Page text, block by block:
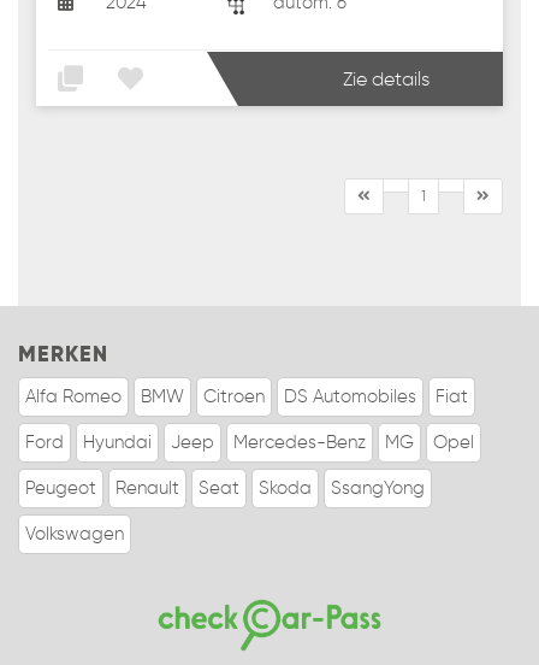
Zie details
1
MERKEN
Alfa Romeo BMW Citroen DS Automobiles Fiat
Ford Hyundai Jeep Mercedes-Benz MG Opel
Peugeot Renault Seat Skoda SsangYong
Volkswagen